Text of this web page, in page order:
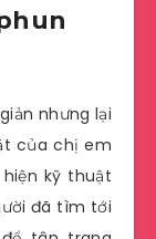
nhưng lại
của chị em
kỹ thuật
đã tìm tới